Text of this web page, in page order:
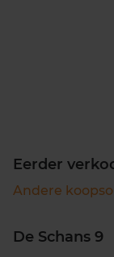
Eerder
Andere
De Schans 9